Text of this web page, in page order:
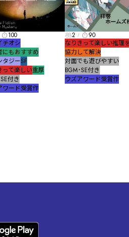
100
チオシ
にもおすすめ
タジーSF
って楽しい重厚
付き
ワード受賞作
2
90
なりきって楽しい推理
協力して解決
対面でも遊びやすい
BGM･SE付き
ウズアワード受賞作